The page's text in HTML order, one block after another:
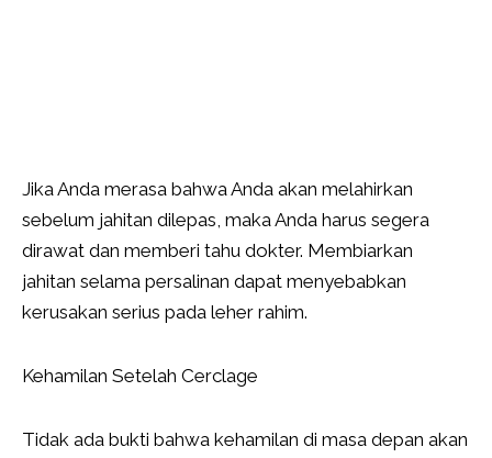
Jika Anda merasa bahwa Anda akan melahirkan
sebelum jahitan dilepas, maka Anda harus segera
dirawat dan memberi tahu dokter. Membiarkan
jahitan selama persalinan dapat menyebabkan
kerusakan serius pada leher rahim.
Kehamilan Setelah Cerclage
Tidak ada bukti bahwa kehamilan di masa depan akan